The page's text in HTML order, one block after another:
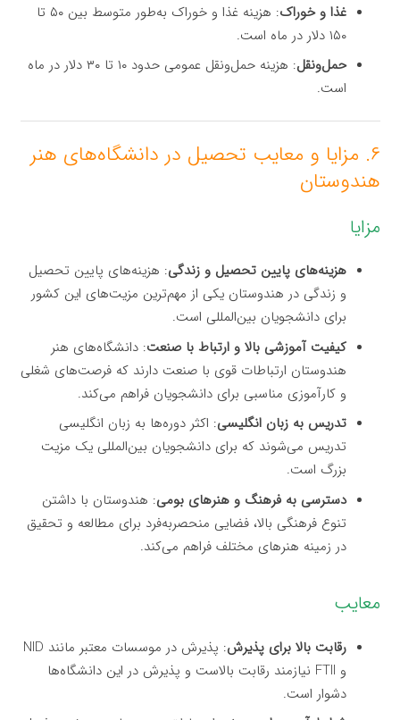
غذا و خوراک
: هزینه غذا و خوراک به‌طور متوسط بین ۵۰ تا
۱۵۰ دلار در ماه است.
حمل‌ونقل
: هزینه حمل‌ونقل عمومی حدود ۱۰ تا ۳۰ دلار در ماه
است.
۶. مزایا و معایب تحصیل در دانشگاه‌های هنر
هندوستان
مزایا
هزینه‌های پایین تحصیل و زندگی: هزینه‌های پایین تحصیل
و زندگی در هندوستان یکی از مهم‌ترین مزیت‌های این کشور
برای دانشجویان بین‌المللی است.
کیفیت آموزشی بالا و ارتباط با صنعت: دانشگاه‌های هنر
هندوستان ارتباطات قوی با صنعت دارند که فرصت‌های شغلی
و کارآموزی مناسبی برای دانشجویان فراهم می‌کند.
تدریس به زبان انگلیسی: اکثر دوره‌ها به زبان انگلیسی
تدریس می‌شوند که برای دانشجویان بین‌المللی یک مزیت
بزرگ است.
دسترسی به فرهنگ و هنرهای بومی: هندوستان با داشتن
تنوع فرهنگی بالا، فضایی منحصربه‌فرد برای مطالعه و تحقیق
در زمینه هنرهای مختلف فراهم می‌کند.
معایب
رقابت بالا برای پذیرش
: پذیرش در موسسات معتبر مانند NID
و FTII نیازمند رقابت بالاست و پذیرش در این دانشگاه‌ها
دشوار است.